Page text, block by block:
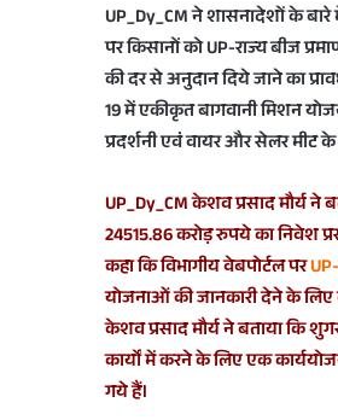
UP_Dy_CM ने शासनादेशों के
पर किसानों को UP-राज्य बीज
की दर से अनुदान दिये जाने का
19 में एकीकृत बागवानी मिशन
प्रदर्शनी एवं वायर और सेलर मीट
UP_Dy_CM केशव प्रसाद मौर्य ने
24515.86 करोड़ रुपये का निवेश
कहा कि विभागीय वेबपोर्टल पर
योजनाओं की जानकारी देने के लिए
केशव प्रसाद मौर्य ने बताया कि
कार्यों में करने के लिए एक
गये हैं।